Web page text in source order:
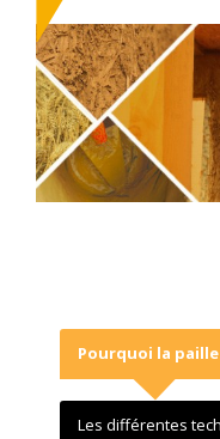
Pourquoi la paille
Les différentes